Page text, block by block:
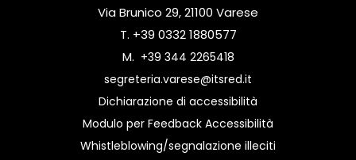
Via Brunico 29, 21100 Varese
T. +39 0332 1880577
M. +39 344 2265418
segreteria.varese@itsred.it
Dichiarazione di accessibilità
Modulo per Feedback Accessibilità
Whistleblowing/segnalazione illeciti